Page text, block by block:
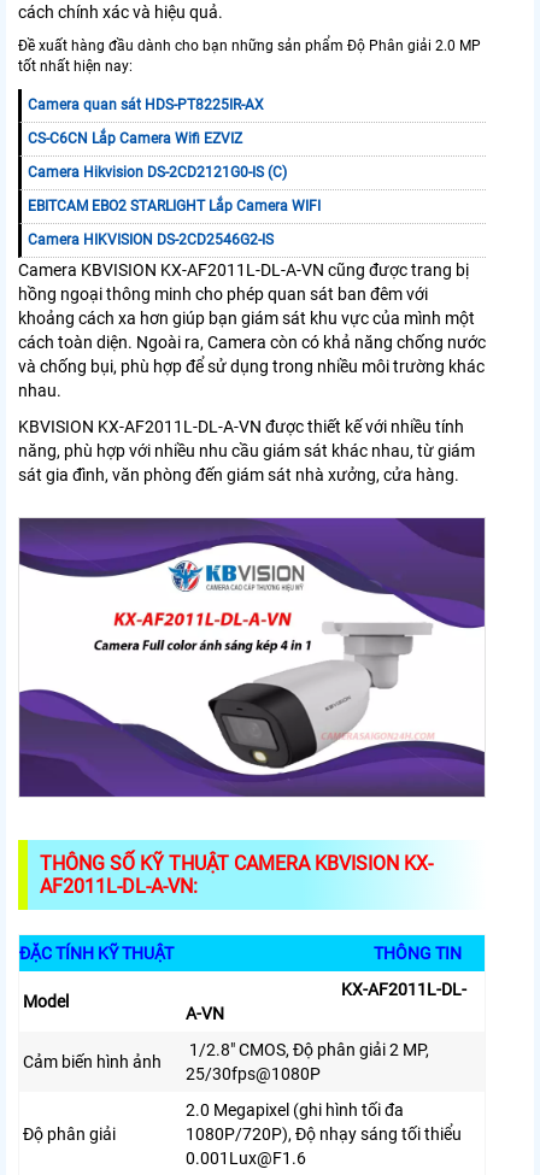
cách chính xác và hiệu quả.
Đề xuất hàng đầu dành cho bạn những sản phẩm Độ Phân giải 2.0 MP
tốt nhất hiện nay:
Camera quan sát HDS-PT8225IR-AX
CS-C6CN Lắp Camera Wifi EZVIZ
Camera Hikvision DS-2CD2121G0-IS (C)
EBITCAM EBO2 STARLIGHT Lắp Camera WIFI
Camera HIKVISION DS-2CD2546G2-IS
Camera KBVISION KX-AF2011L-DL-A-VN cũng được trang bị
hồng ngoại thông minh cho phép quan sát ban đêm với
khoảng cách xa hơn giúp bạn giám sát khu vực của mình một
cách toàn diện. Ngoài ra, Camera còn có khả năng chống nước
và chống bụi, phù hợp để sử dụng trong nhiều môi trường khác
nhau.
KBVISION KX-AF2011L-DL-A-VN được thiết kế với nhiều tính
năng, phù hợp với nhiều nhu cầu giám sát khác nhau, từ giám
sát gia đình, văn phòng đến giám sát nhà xưởng, cửa hàng.
THÔNG SỐ KỸ THUẬT CAMERA KBVISION KX-
AF2011L-DL-A-VN:
ĐẶC TÍNH KỸ THUẬT THÔNG TIN
Model
KX-AF2011L-DL-
A-VN
Cảm biến hình ảnh
1/2.8″ CMOS, Độ phân giải 2 MP,
25/30fps@1080P
Độ phân giải
2.0 Megapixel (ghi hình tối đa
1080P/720P), Độ nhạy sáng tối thiểu
0.001Lux@F1.6